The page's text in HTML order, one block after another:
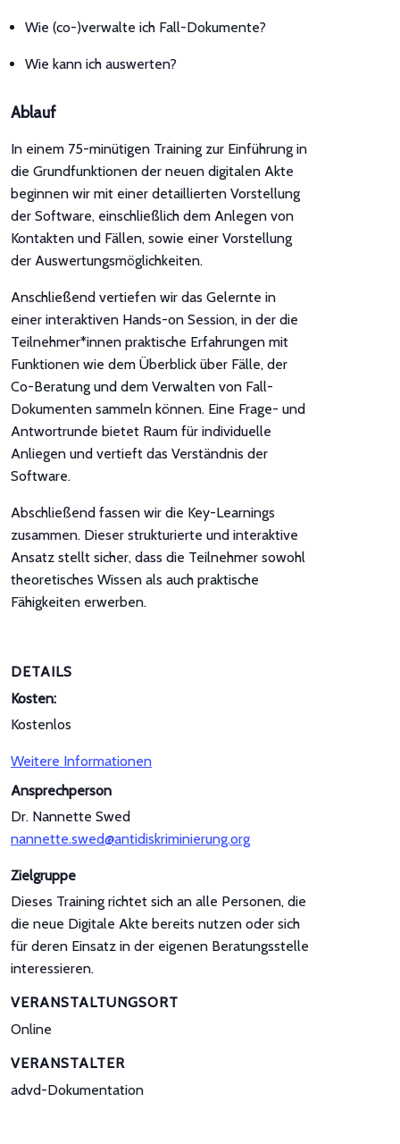
Wie (co-)verwalte ich Fall-Dokumente?
Wie kann ich auswerten?
Ablauf
In einem 75-minütigen Training zur Einführung in
die Grundfunktionen der neuen digitalen Akte
beginnen wir mit einer detaillierten Vorstellung
der Software, einschließlich dem Anlegen von
Kontakten und Fällen, sowie einer Vorstellung
der Auswertungsmöglichkeiten.
Anschließend vertiefen wir das Gelernte in
einer interaktiven Hands-on Session, in der die
Teilnehmer*innen praktische Erfahrungen mit
Funktionen wie dem Überblick über Fälle, der
Co-Beratung und dem Verwalten von Fall-
Dokumenten sammeln können. Eine Frage- und
Antwortrunde bietet Raum für individuelle
Anliegen und vertieft das Verständnis der
Software.
Abschließend fassen wir die Key-Learnings
zusammen. Dieser strukturierte und interaktive
Ansatz stellt sicher, dass die Teilnehmer sowohl
theoretisches Wissen als auch praktische
Fähigkeiten erwerben.
DETAILS
Kosten:
Kostenlos
Weitere Informationen
Ansprechperson
Dr. Nannette Swed
nannette.swed@antidiskriminierung.org
Zielgruppe
Dieses Training richtet sich an alle Personen, die
die neue Digitale Akte bereits nutzen oder sich
für deren Einsatz in der eigenen Beratungsstelle
interessieren.
VERANSTALTUNGSORT
Online
VERANSTALTER
advd-Dokumentation